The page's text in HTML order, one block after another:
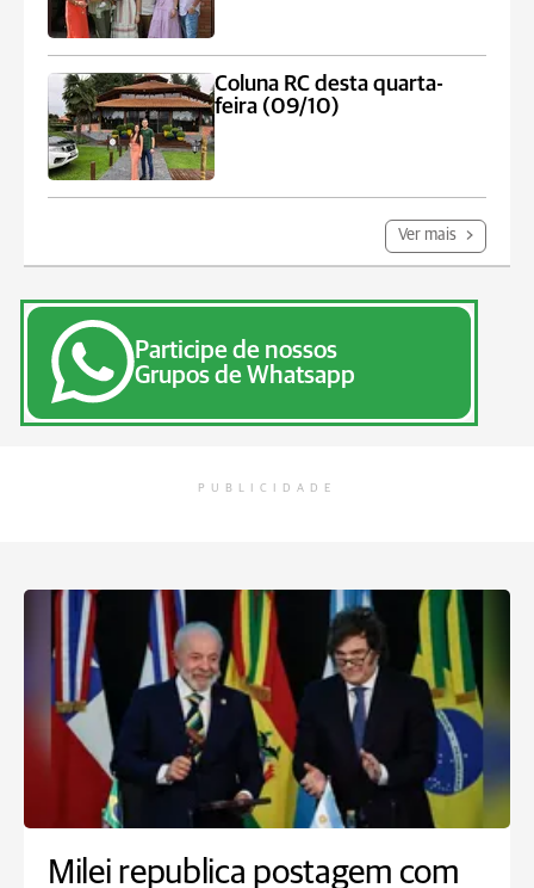
Coluna RC desta quarta-
feira (09/10)
Ver mais
Participe de nossos
Grupos de Whatsapp
PUBLICIDADE
Milei republica postagem com